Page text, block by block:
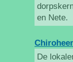
en Nete.
De